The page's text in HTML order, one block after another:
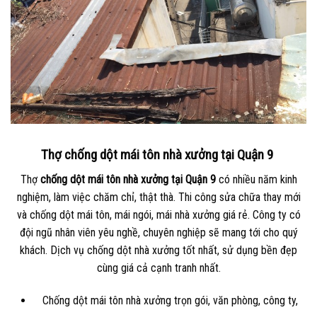
Thợ chống dột mái tôn nhà xưởng tại Quận 9
Thợ chống dột mái tôn nhà xưởng tại Quận 9có nhiều năm kinh
nghiệm, làm việc chăm chỉ, thật thà. Thi công sửa chữa thay mới
và chống dột mái tôn, mái ngói, mái nhà xưởng giá rẻ. Công ty có
đội ngũ nhân viên yêu nghề, chuyên nghiệp sẽ mang tới cho quý
khách. Dịch vụ chống dột nhà xưởng tốt nhất, sử dụng bền đẹp
cùng giá cả cạnh tranh nhất.
Chống dột mái tôn nhà xưởng trọn gói, văn phòng, công ty,